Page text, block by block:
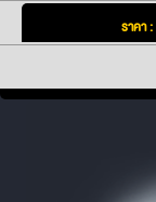
ราคา :